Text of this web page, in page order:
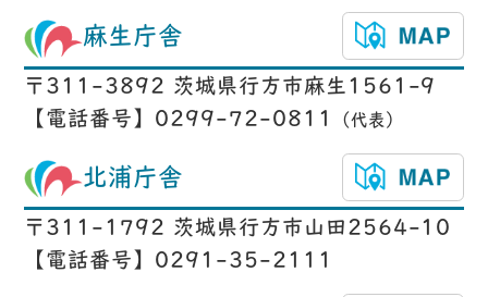
麻生庁舎
〒311-3892 茨城県行方市麻生1561-9
【電話番号】0299-72-0811
（代表）
北浦庁舎
〒311-1792 茨城県行方市山田2564-10
【電話番号】0291-35-2111